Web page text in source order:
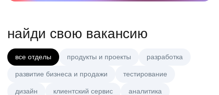
найди свою вакансию
все отделы продукты и проекты разработка
развитие бизнеса и продажи тестирование
дизайн клиентский сервис аналитика